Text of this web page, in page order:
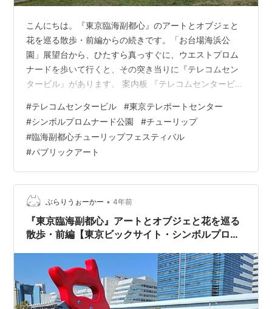
こんにちは。『東京臨海副都心』のアートとオブジェと
花を巡る散歩・前編からの続きです。「お台場海浜公
園」展望台から、ひたすら真っすぐに、ウエストプロム
ナードを歩いて行くと、その突き当りに『テレコムセン
タービル』があります。 案内板 『テレコムセンタービ
センター駅」と直結、ウエストプロムナードの南端に位
置しています。 テレコムセンタービル外観 『テレコムセ
ンタービル』は、東棟と西棟を上部で結ぶブリッジ型の
構造。中央部分からビルの向こう側が見えるので、開放
的な雰囲気が感じられるのでしょう。それにしても最初
にこのような構造の建物の設計をした方は、パリ…
#テレコムセンタービル #東京テレポートセンター
#シンボルプロムナード公園 #チューリップ
#臨海副都心チューリップフェスティバル
#パブリックアート
ぶらりうぉーかー • 4年前
『東京臨海副都心』アートとオブジェと花を巡る
散歩・前編【東京ビックサイト・シンボルプロム